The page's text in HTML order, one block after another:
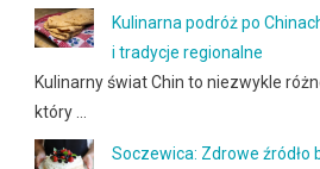
Kulinarna podróż po
i tradycje regionalne
Kulinarny świat Chin to niezwykle
który …
Soczewica: Zdrowe źródło